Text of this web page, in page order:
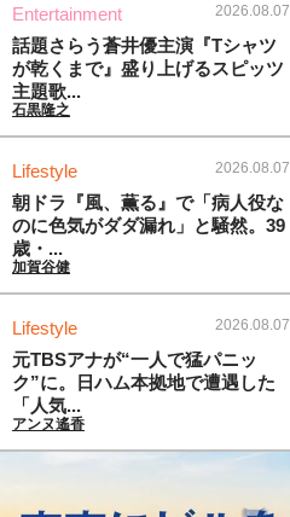
Entertainment 2026.08.07
話題さらう蒼井優主演『Tシャツ
が乾くまで』盛り上げるスピッツ
主題歌...
石黒隆之
Lifestyle 2026.08.07
朝ドラ『風、薫る』で「病人役な
のに色気がダダ漏れ」と騒然。39
歳・...
加賀谷健
Lifestyle 2026.08.07
元TBSアナが“一人で猛パニッ
ク”に。日ハム本拠地で遭遇した
「人気...
アンヌ遙香